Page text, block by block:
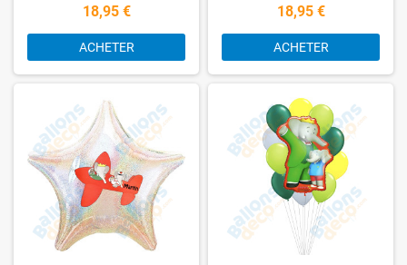
18,95 €
ACHETER
18,95 €
ACHETER